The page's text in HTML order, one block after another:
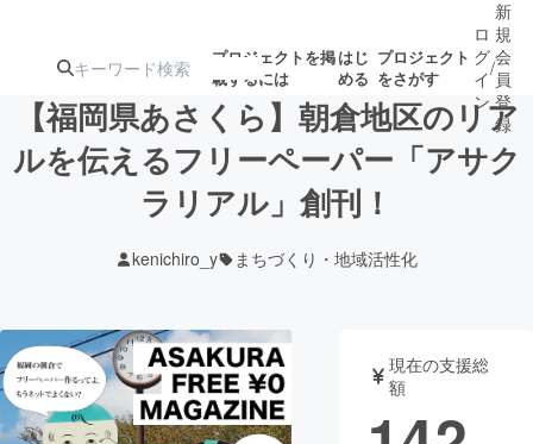
プロジェクトを掲
載するには
はじ
める
プロジェクト
をさがす
注目のリ
注目の新着プロ
募集終了が近いプ
テクノロジー・ガジェット
ロ
グ
イ
ン
/
新
規
会
員
登
録
【福岡県あさくら】朝倉地区のリア
ルを伝えるフリーペーパー「アサク
ラリアル」創刊！
kenichiro_y まちづくり・地域活性化
現在の支援総
額